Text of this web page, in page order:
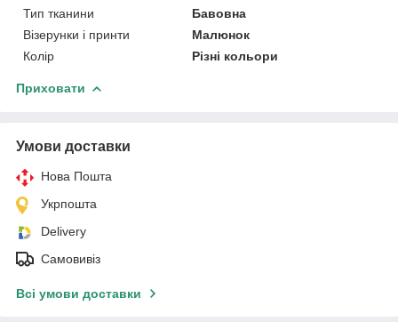
Тип тканини
Бавовна
Візерунки і принти
Малюнок
Колір
Різні кольори
Приховати
Умови доставки
Нова Пошта
Укрпошта
Delivery
Самовивіз
Всі умови доставки